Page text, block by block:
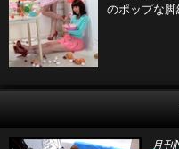
のポップな脚
月刊